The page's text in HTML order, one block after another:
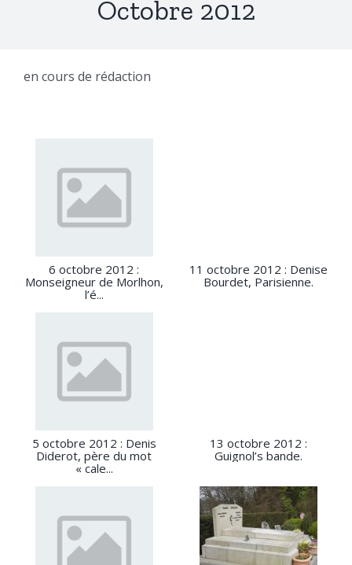
Octobre 2012
en cours de rédaction
6 octobre 2012 :
Monseigneur de Morlhon,
l’é...
11 octobre 2012 : Denise
Bourdet, Parisienne.
5 octobre 2012 : Denis
Diderot, père du mot
« cale...
13 octobre 2012 :
Guignol’s bande.